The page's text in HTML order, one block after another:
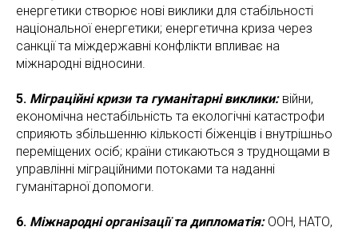
енергетики створює нові виклики для стабільності
національної енергетики; енергетична криза через
санкції та міждержавні конфлікти впливає на
міжнародні відносини.
5. Міграційні кризи та гуманітарні виклики:війни,
економічна нестабільність та екологічні катастрофи
сприяють збільшенню кількості біженців і внутрішньо
переміщених осіб; країни стикаються з труднощами в
управлінні міграційними потоками та наданні
гуманітарної допомоги.
6. Міжнародні організації та дипломатія:ООН, НАТО,